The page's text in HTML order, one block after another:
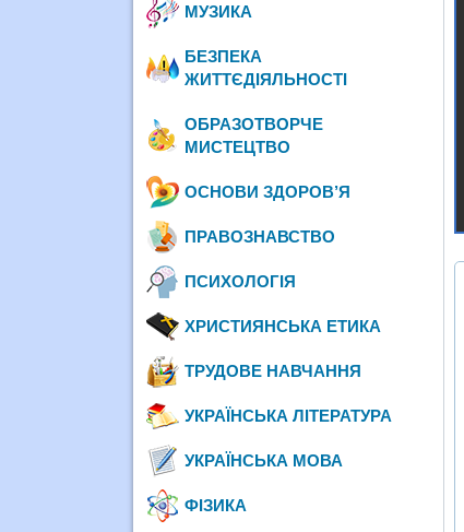
МУЗИКА
БЕЗПЕКА
ЖИТТЄДІЯЛЬНОСТІ
ОБРАЗОТВОРЧЕ
МИСТЕЦТВО
ОСНОВИ ЗДОРОВ’Я
ПРАВОЗНАВСТВО
ПСИХОЛОГІЯ
ХРИСТИЯНСЬКА ЕТИКА
ТРУДОВЕ НАВЧАННЯ
УКРАЇНСЬКА ЛІТЕРАТУРА
УКРАЇНСЬКА МОВА
ФІЗИКА